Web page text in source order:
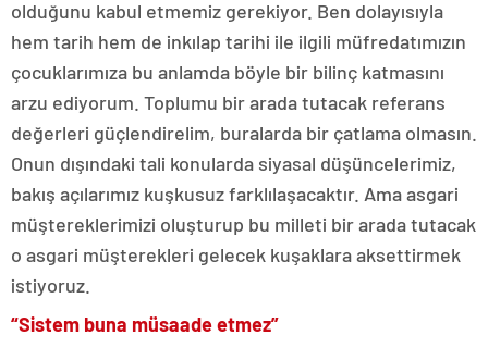
olduğunu kabul etmemiz gerekiyor. Ben dolayısıyla
hem tarih hem de inkılap tarihi ile ilgili müfredatımızın
çocuklarımıza bu anlamda böyle bir bilinç katmasını
arzu ediyorum. Toplumu bir arada tutacak referans
değerleri güçlendirelim, buralarda bir çatlama olmasın.
Onun dışındaki tali konularda siyasal düşüncelerimiz,
bakış açılarımız kuşkusuz farklılaşacaktır. Ama asgari
müştereklerimizi oluşturup bu milleti bir arada tutacak
o asgari müşterekleri gelecek kuşaklara aksettirmek
istiyoruz.
“Sistem buna müsaade etmez”